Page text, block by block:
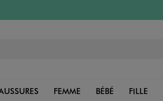
FEMME BÉBÉ FILLE